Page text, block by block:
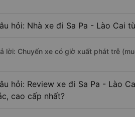
hỏi: Nhà xe đi Sa Pa - Lào Cai
lời: Chuyến xe có giờ xuất phát trễ
hỏi: Review xe đi Sa Pa - Lào
cao cấp nhất?